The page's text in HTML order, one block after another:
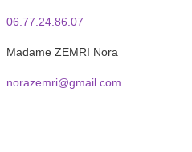
06.77.24.86.07
Madame ZEMRI Nora
norazemri@gmail.com